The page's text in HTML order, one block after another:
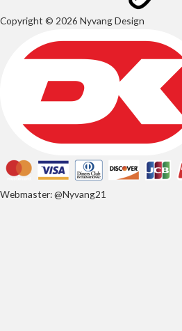
Copyright © 2026 Nyvang Design
Webmaster: @Nyvang21